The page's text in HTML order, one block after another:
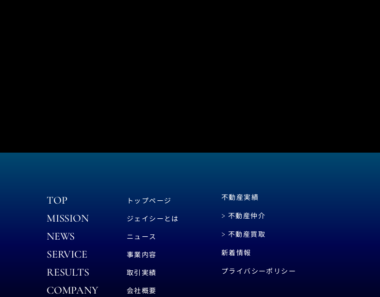
TOP トップページ
MISSION ジェイシーとは
NEWS ニュース
SERVICE 事業内容
RESULTS 取引実績
COMPANY 会社概要
不動産実績
不動産仲介
不動産買取
新着情報
プライバシーポリシー